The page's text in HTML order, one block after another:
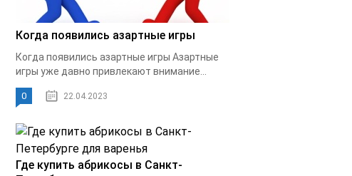
Когда появились азартные игры
Когда появились азартные игры Азартные
игры уже давно привлекают внимание...
0 22.04.2023
Где купить абрикосы в Санкт-